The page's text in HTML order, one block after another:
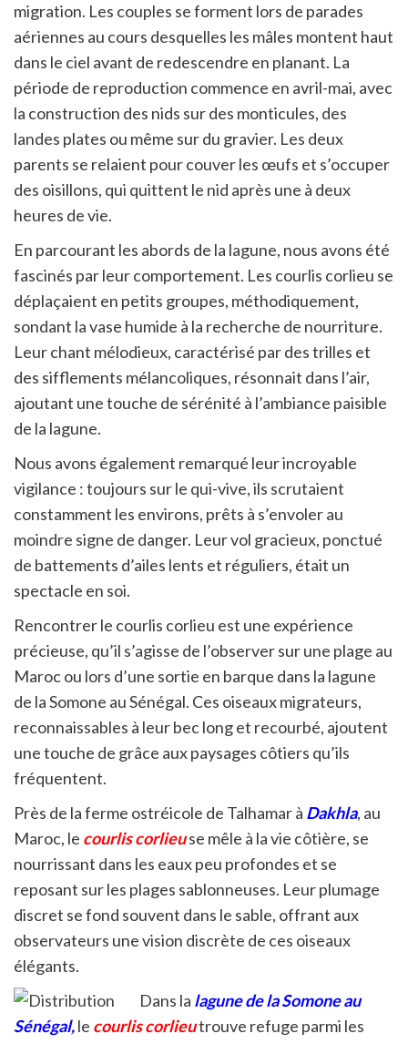
migration. Les couples se forment lors de parades
aériennes au cours desquelles les mâles montent haut
dans le ciel avant de redescendre en planant. La
période de reproduction commence en avril-mai, avec
la construction des nids sur des monticules, des
landes plates ou même sur du gravier. Les deux
parents se relaient pour couver les œufs et s’occuper
des oisillons, qui quittent le nid après une à deux
heures de vie.
En parcourant les abords de la lagune, nous avons été
fascinés par leur comportement. Les courlis corlieu se
déplaçaient en petits groupes, méthodiquement,
sondant la vase humide à la recherche de nourriture.
Leur chant mélodieux, caractérisé par des trilles et
des sifflements mélancoliques, résonnait dans l’air,
ajoutant une touche de sérénité à l’ambiance paisible
de la lagune.
Nous avons également remarqué leur incroyable
vigilance : toujours sur le qui-vive, ils scrutaient
constamment les environs, prêts à s’envoler au
moindre signe de danger. Leur vol gracieux, ponctué
de battements d’ailes lents et réguliers, était un
spectacle en soi.
Rencontrer le courlis corlieu est une expérience
précieuse, qu’il s’agisse de l’observer sur une plage au
Maroc ou lors d’une sortie en barque dans la lagune
de la Somone au Sénégal. Ces oiseaux migrateurs,
reconnaissables à leur bec long et recourbé, ajoutent
une touche de grâce aux paysages côtiers qu’ils
fréquentent.
Près de la ferme ostréicole de Talhamar à Dakhla, au
Maroc, le courlis corlieuse mêle à la vie côtière, se
nourrissant dans les eaux peu profondes et se
reposant sur les plages sablonneuses. Leur plumage
discret se fond souvent dans le sable, offrant aux
observateurs une vision discrète de ces oiseaux
élégants.
Dans la lagune de la Somone au
Sénégal,le courlis corlieutrouve refuge parmi les